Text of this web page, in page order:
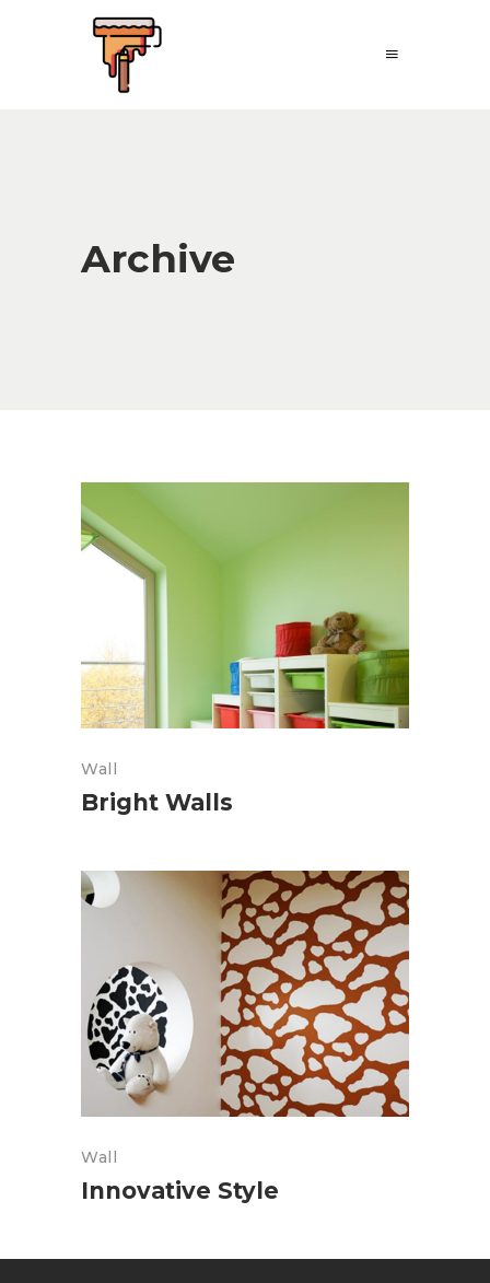
Archive
Wall
Bright Walls
Wall
Innovative Style